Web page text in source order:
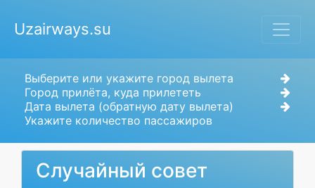
Uzairways.su
Выберите или укажите город вылета
Город прилёта, куда прилететь
Дата вылета (обратную дату вылета)
Укажите количество пассажиров
Случайный совет